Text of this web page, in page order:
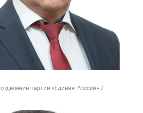
партии «Единая Россия» /